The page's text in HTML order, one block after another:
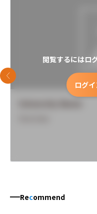
閲覧するにはロ
ログ
前のスライド
Recommend